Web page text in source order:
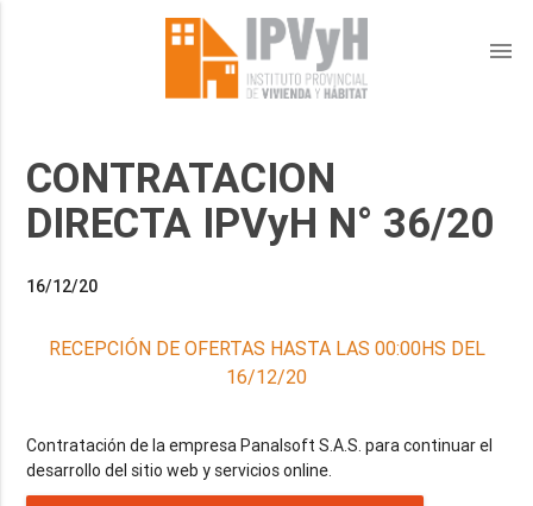
menu
CONTRATACION
DIRECTA IPVyH N° 36/20
16/12/20
RECEPCIÓN DE OFERTAS HASTA LAS 00:00HS DEL
16/12/20
Contratación de la empresa Panalsoft S.A.S. para continuar el